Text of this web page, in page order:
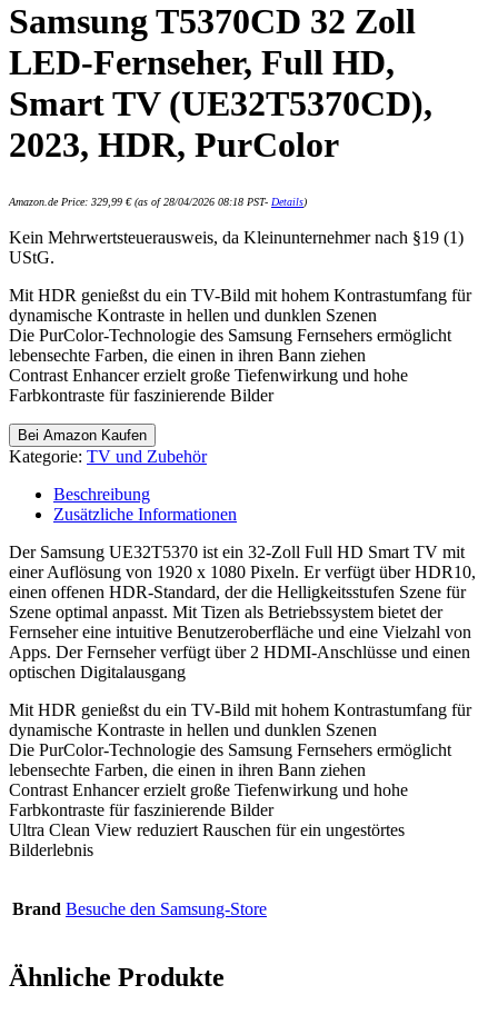
Samsung T5370CD 32 Zoll
LED-Fernseher, Full HD,
Smart TV (UE32T5370CD),
2023, HDR, PurColor
Amazon.de Price: 329,99 €(as of 28/04/2026 08:18 PST- Details)
Kein Mehrwertsteuerausweis, da Kleinunternehmer nach §19 (1)
UStG.
Mit HDR genießst du ein TV-Bild mit hohem Kontrastumfang für
dynamische Kontraste in hellen und dunklen Szenen
Die PurColor-Technologie des Samsung Fernsehers ermöglicht
lebensechte Farben, die einen in ihren Bann ziehen
Contrast Enhancer erzielt große Tiefenwirkung und hohe
Farbkontraste für faszinierende Bilder
Bei Amazon Kaufen
Kategorie: TV und Zubehör
Beschreibung
Zusätzliche Informationen
Der Samsung UE32T5370 ist ein 32-Zoll Full HD Smart TV mit
einer Auflösung von 1920 x 1080 Pixeln. Er verfügt über HDR10,
einen offenen HDR-Standard, der die Helligkeitsstufen Szene für
Szene optimal anpasst. Mit Tizen als Betriebssystem bietet der
Fernseher eine intuitive Benutzeroberfläche und eine Vielzahl von
Apps. Der Fernseher verfügt über 2 HDMI-Anschlüsse und einen
optischen Digitalausgang
Mit HDR genießst du ein TV-Bild mit hohem Kontrastumfang für
dynamische Kontraste in hellen und dunklen Szenen
Die PurColor-Technologie des Samsung Fernsehers ermöglicht
lebensechte Farben, die einen in ihren Bann ziehen
Contrast Enhancer erzielt große Tiefenwirkung und hohe
Farbkontraste für faszinierende Bilder
Ultra Clean View reduziert Rauschen für ein ungestörtes
Bilderlebnis
Brand Besuche den Samsung-Store
Ähnliche Produkte